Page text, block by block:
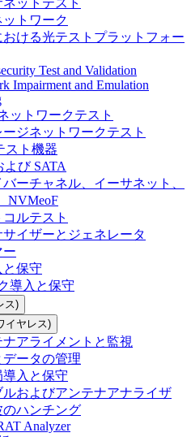
ットテスト
トワーク
おける光テストプラットフォー
Test and Validation
Impairment and Emulation
ットワークテスト
ージネットワークテスト
スト機器
よび SATA
ーチャネル、イーサネット、
NVMeoF
ルテスト
サイザーとジェネレータ
ー
保守
導入と保守
ス)
イヤレス)
ナアライメントと監視
データの管理
導入と保守
ルおよびアンテナアナライザ
のハンチング
Analyzer